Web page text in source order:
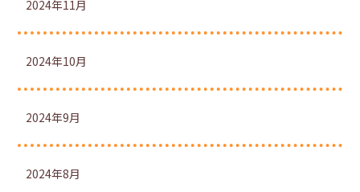
2024年11月
2024年10月
2024年9月
2024年8月